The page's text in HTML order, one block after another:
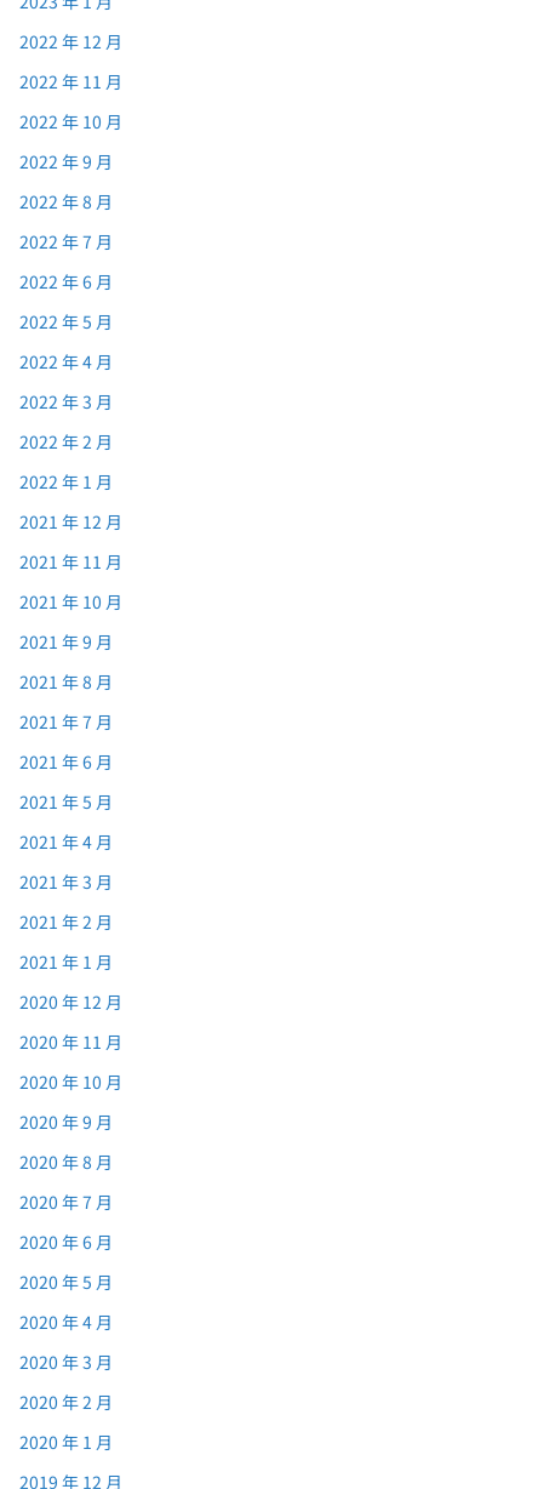
2022 年 12 月
2022 年 11 月
2022 年 10 月
2022 年 9 月
2022 年 8 月
2022 年 7 月
2022 年 6 月
2022 年 5 月
2022 年 4 月
2022 年 3 月
2022 年 2 月
2022 年 1 月
2021 年 12 月
2021 年 11 月
2021 年 10 月
2021 年 9 月
2021 年 8 月
2021 年 7 月
2021 年 6 月
2021 年 5 月
2021 年 4 月
2021 年 3 月
2021 年 2 月
2021 年 1 月
2020 年 12 月
2020 年 11 月
2020 年 10 月
2020 年 9 月
2020 年 8 月
2020 年 7 月
2020 年 6 月
2020 年 5 月
2020 年 4 月
2020 年 3 月
2020 年 2 月
2020 年 1 月
2019 年 12 月